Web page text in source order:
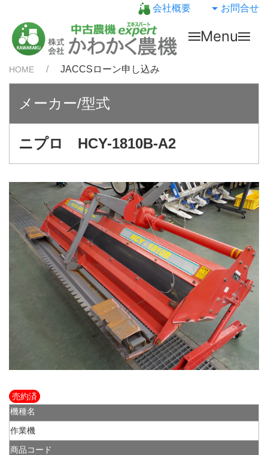
会社概要 お問合せ
Menu
HOME JACCSローン申し込み
メーカー/型式
ニプロ HCY-1810B-A2
売約済
機種名
作業機
商品コード